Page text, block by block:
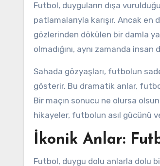
Futbol, duyguların dışa
patlamalarıyla karışır. Ancak
gözlerinden dökülen bir damla
olmadığını, aynı zamanda
Sahada gözyaşları, futbolun
gösterir. Bu dramatik anlar,
Bir maçın sonucu ne olursa
hikayeler, futbolun asıl gücünü ve
İkonik Anlar:
Futbol, duygu dolu anlarla dolu